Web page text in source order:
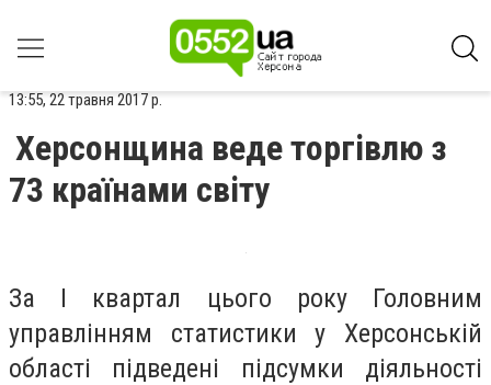
13:55, 22 травня 2017 р.
Херсонщина веде торгівлю з
73 країнами світу
За І квартал цього року Головним
управлінням статистики у Херсонській
області підведені підсумки діяльності